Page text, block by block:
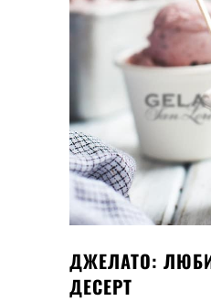
ДЖЕЛАТО:
ДЕСЕРТ